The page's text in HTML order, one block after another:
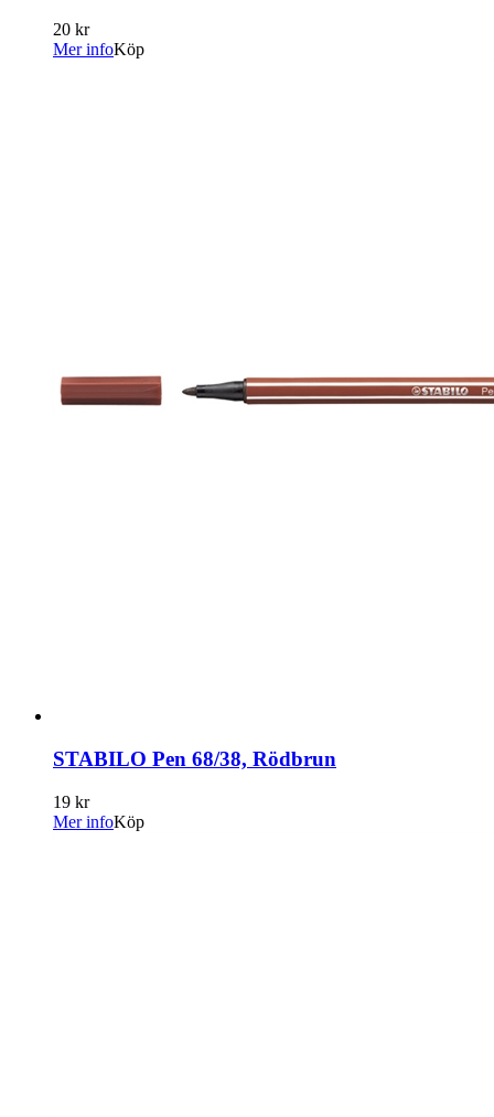
20 kr
Mer infoKöp
STABILO Pen 68/38, Rödbrun
19 kr
Mer infoKöp